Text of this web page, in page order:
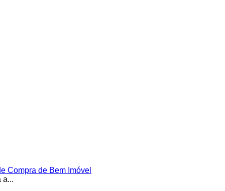
Compra de Bem Imóvel
a...